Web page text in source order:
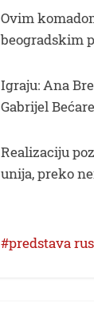
Ovim
beogradskim
Igraju: Ana
Gabrijel
Realizaciju
unija, preko
predstava